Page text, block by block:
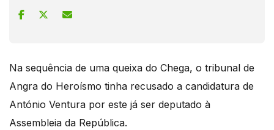
Na sequência de uma queixa do Chega, o tribunal de
Angra do Heroísmo tinha recusado a candidatura de
António Ventura por este já ser deputado à
Assembleia da República.